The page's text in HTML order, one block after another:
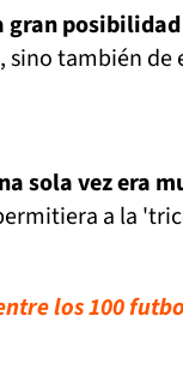
gran
también de
sola vez era
a la
los 100